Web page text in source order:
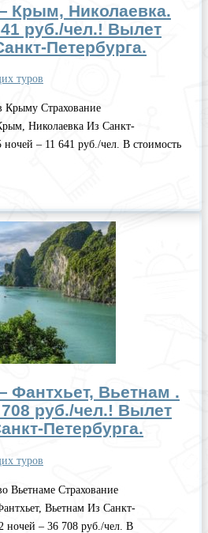
Крым, Николаевка.
руб./чел.! Вылет
Петербурга.
туров
Крыму Страхование
Николаевка Из Санкт-
ночей – 11 641 руб./чел. В стоимость
Фантхьет, Вьетнам .
руб./чел.! Вылет
Петербурга.
туров
Вьетнаме Страхование
Вьетнам Из Санкт-
ночей – 36 708 руб./чел. В